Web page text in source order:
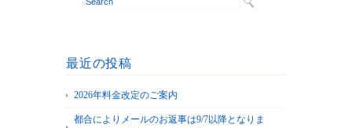
最近の投稿
2026年料金改定のご案内
都合によりメールのお返事は9/7以降となりま